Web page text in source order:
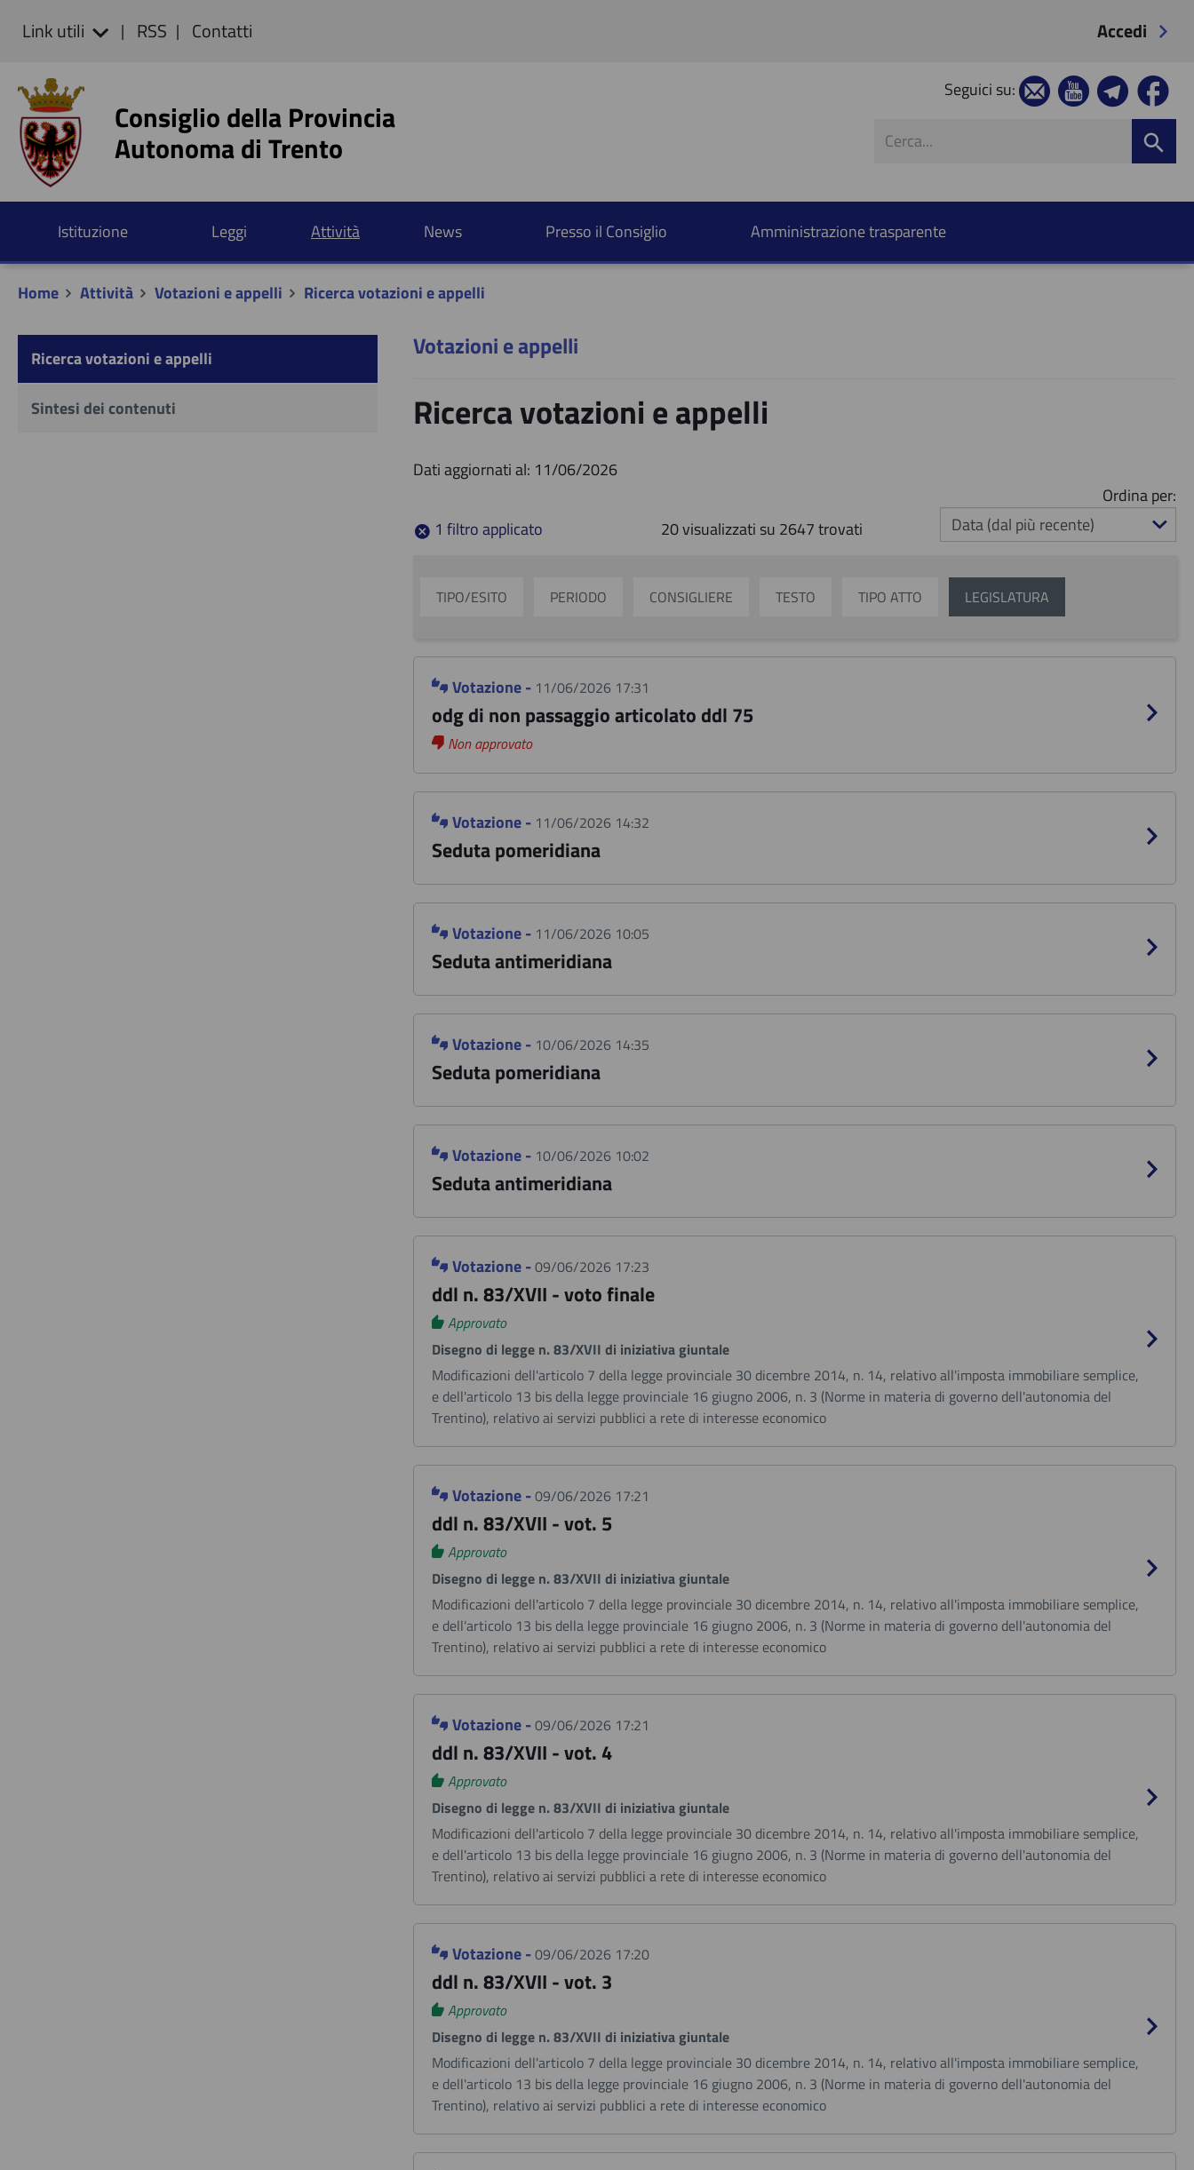
Link utili RSS Contatti Accedi
Consiglio della Provincia
Autonoma di Trento
Seguici su:
Istituzione Leggi Attività News Presso il Consiglio Amministrazione trasparente
Home Attività Votazioni e appelli Ricerca votazioni e appelli
Ricerca votazioni e appelli
Sintesi dei contenuti
Votazioni e appelli
Ricerca votazioni e appelli
Dati aggiornati al: 11/06/2026
1 filtro applicato 20 visualizzati su 2647 trovati
Ordina per:
TIPO/ESITO PERIODO CONSIGLIERE TESTO TIPO ATTO LEGISLATURA
Votazione - 11/06/2026 17:31
odg di non passaggio articolato ddl 75
Non approvato
Votazione - 11/06/2026 14:32
Seduta pomeridiana
Votazione - 11/06/2026 10:05
Seduta antimeridiana
Votazione - 10/06/2026 14:35
Seduta pomeridiana
Votazione - 10/06/2026 10:02
Seduta antimeridiana
Votazione -09/06/2026 17:23
ddl n. 83/XVII - voto finale
Approvato
Disegno di legge n. 83/XVII di iniziativa giuntale
Modificazioni dell'articolo 7 della legge provinciale 30 dicembre 2014, n. 14, relativo all'imposta immobiliare semplice,
e dell'articolo 13 bis della legge provinciale 16 giugno 2006, n. 3 (Norme in materia di governo dell'autonomia del
Trentino), relativo ai servizi pubblici a rete di interesse economico
Votazione -09/06/2026 17:21
ddl n. 83/XVII - vot. 5
Approvato
Disegno di legge n. 83/XVII di iniziativa giuntale
Modificazioni dell'articolo 7 della legge provinciale 30 dicembre 2014, n. 14, relativo all'imposta immobiliare semplice,
e dell'articolo 13 bis della legge provinciale 16 giugno 2006, n. 3 (Norme in materia di governo dell'autonomia del
Trentino), relativo ai servizi pubblici a rete di interesse economico
Votazione -09/06/2026 17:21
ddl n. 83/XVII - vot. 4
Approvato
Disegno di legge n. 83/XVII di iniziativa giuntale
Modificazioni dell'articolo 7 della legge provinciale 30 dicembre 2014, n. 14, relativo all'imposta immobiliare semplice,
e dell'articolo 13 bis della legge provinciale 16 giugno 2006, n. 3 (Norme in materia di governo dell'autonomia del
Trentino), relativo ai servizi pubblici a rete di interesse economico
Votazione -09/06/2026 17:20
ddl n. 83/XVII - vot. 3
Approvato
Disegno di legge n. 83/XVII di iniziativa giuntale
Modificazioni dell'articolo 7 della legge provinciale 30 dicembre 2014, n. 14, relativo all'imposta immobiliare semplice,
e dell'articolo 13 bis della legge provinciale 16 giugno 2006, n. 3 (Norme in materia di governo dell'autonomia del
Trentino), relativo ai servizi pubblici a rete di interesse economico